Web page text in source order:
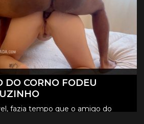
DO CORNO FODEU
fazia tempo que o amigo do